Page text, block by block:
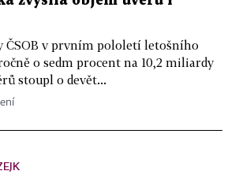
ČSOB v prvním pololetí letošního
o sedm procent na 10,2 miliardy
stoupl o devět...